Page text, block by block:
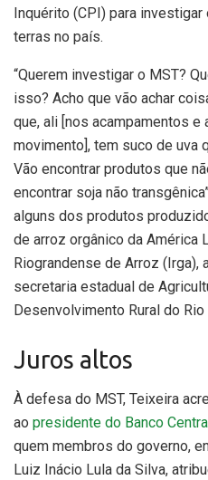
Inquérito (CPI) para
terras no país.
“Querem investigar o MST?
isso? Acho que vão achar
que, ali [nos acampamentos e
movimento], tem suco de uva
Vão encontrar produtos que
encontrar soja não
alguns dos produtos
de arroz orgânico da América
Riograndense de Arroz (Irga),
secretaria estadual de
Desenvolvimento Rural do Rio
Juros altos
À defesa do MST, Teixeira
ao presidente do Banco Central
quem membros do governo,
Luiz Inácio Lula da Silva,